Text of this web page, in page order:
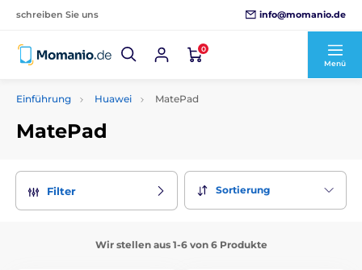
schreiben Sie uns info@momanio.de
0
Menü
Einführung Huawei MatePad
MatePad
Filter Sortierung
Wir stellen aus 1-6 von 6 Produkte